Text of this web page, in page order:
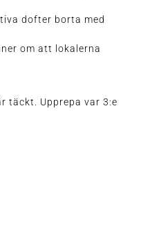
dofter borta med
om att lokalerna
täckt. Upprepa var 3:e